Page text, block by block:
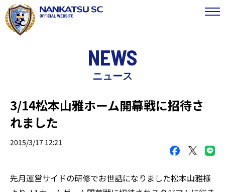
NEWS
ニュース
3/14松本山雅ホーム開幕戦に招待さ
れました
2015/3/17 12:21
先月運営サイドの研修でお世話になりました松本山雅様